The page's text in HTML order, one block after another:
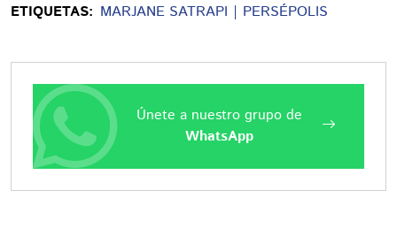
ETIQUETAS: MARJANE SATRAPI PERSÉPOLIS
Únete a nuestro grupo de
WhatsApp